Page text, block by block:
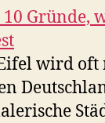
10 Gründe,
wird